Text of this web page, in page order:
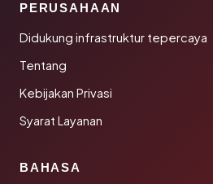
PERUSAHAAN
Didukung infrastruktur tepercaya
Tentang
Kebijakan Privasi
Syarat Layanan
BAHASA